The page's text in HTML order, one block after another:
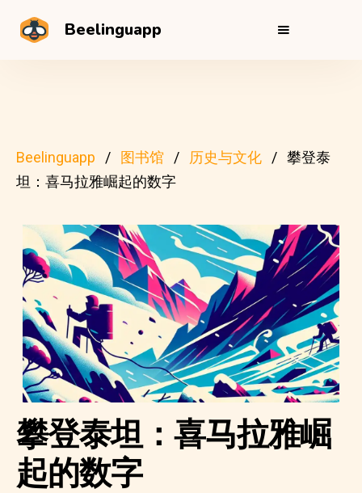
Beelinguapp
Beelinguapp 图书馆 历史与文化
攀登泰
坦：喜马拉雅崛起的数字
攀登泰坦：喜马拉雅崛
起的数字